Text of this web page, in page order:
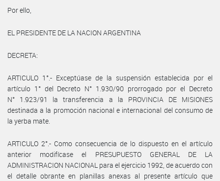
Por ello,
EL PRESIDENTE DE LA NACION ARGENTINA
DECRETA:
ARTICULO 1°.- Exceptúase de la suspensión establecida por el
artículo 1° del Decreto N° 1.930/90 prorrogado por el Decreto
N° 1.923/91 la transferencia a la PROVINCIA DE MISIONES
destinada a la promoción nacional e internacional del consumo de
la yerba mate.
ARTICULO 2°.- Como consecuencia de lo dispuesto en el artículo
anterior modifícase el PRESUPUESTO GENERAL DE LA
ADMINISTRACION NACIONAL para el ejercicio 1992, de acuerdo con
el detalle obrante en planillas anexas al presente artículo que